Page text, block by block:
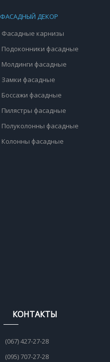
ФАСАДНЫЙ ДЕКОР
Фасадные карнизы
Подоконники фасадные
Молдинги фасадные
Замки фасадные
Боссажи фасадные
Пилястры фасадные
Полуколонны фасадные
Колонны фасадные
КОНТАКТЫ
(067) 427-27-28
(095) 707-27-28